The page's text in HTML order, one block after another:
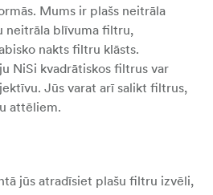
Mums ir plašs neitrāla
neitrāla blīvuma filtru,
nakts filtru klāsts.
NiSi kvadrātiskos filtrus var
Jūs varat arī salikt filtrus,
attēliem.
jūs atradīsiet plašu filtru izvēli,